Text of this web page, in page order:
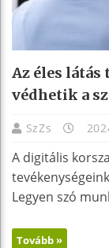
Az éles
védhetik a
SzZs
A digitális
Legyen szó
Tovább »